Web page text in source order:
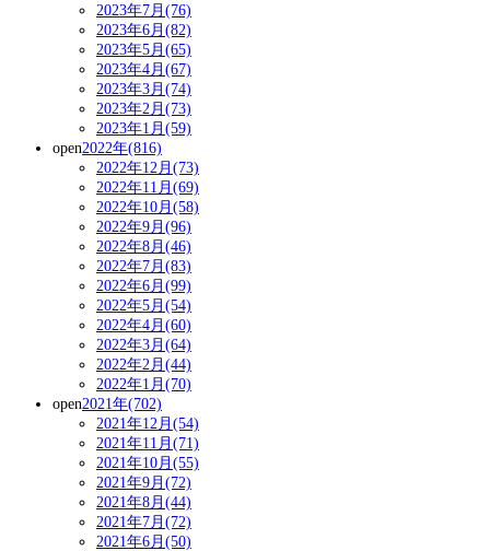
2023年7月(76)
2023年6月(82)
2023年5月(65)
2023年4月(67)
2023年3月(74)
2023年2月(73)
2023年1月(59)
open2022年(816)
2022年12月(73)
2022年11月(69)
2022年10月(58)
2022年9月(96)
2022年8月(46)
2022年7月(83)
2022年6月(99)
2022年5月(54)
2022年4月(60)
2022年3月(64)
2022年2月(44)
2022年1月(70)
open2021年(702)
2021年12月(54)
2021年11月(71)
2021年10月(55)
2021年9月(72)
2021年8月(44)
2021年7月(72)
2021年6月(50)